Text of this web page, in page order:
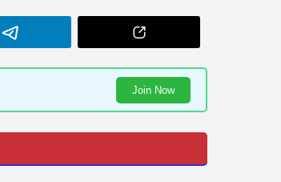
Join Now